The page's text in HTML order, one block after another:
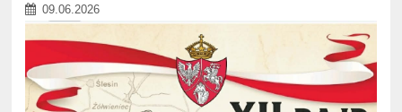
09.06.2026